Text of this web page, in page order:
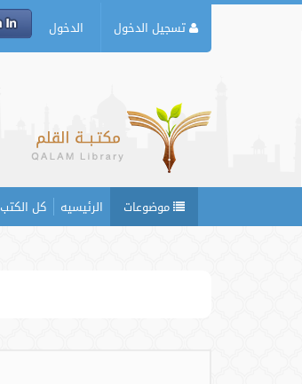
تسجيل الدخول الدخول
موضوعات الرئيسيه كل الكتب